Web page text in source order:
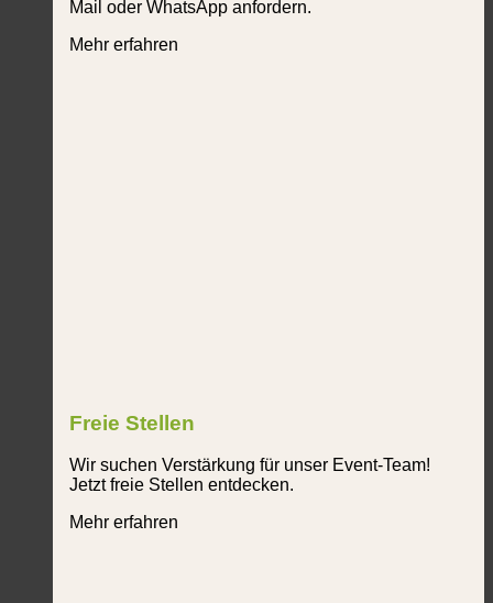
Mail oder WhatsApp anfordern.
Mehr erfahren
Freie Stellen
Wir suchen Verstärkung für unser Event-Team!
Jetzt freie Stellen entdecken.
Mehr erfahren